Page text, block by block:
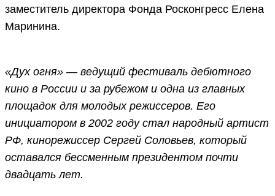
заместитель директора Фонда Росконгресс Елена
Маринина.
«Дух огня» — ведущий фестиваль дебютного
кино в России и за рубежом и одна из главных
площадок для молодых режиссеров. Его
инициатором в 2002 году стал народный артист
РФ, кинорежиссер Сергей Соловьев, который
оставался бессменным президентом почти
двадцать лет.